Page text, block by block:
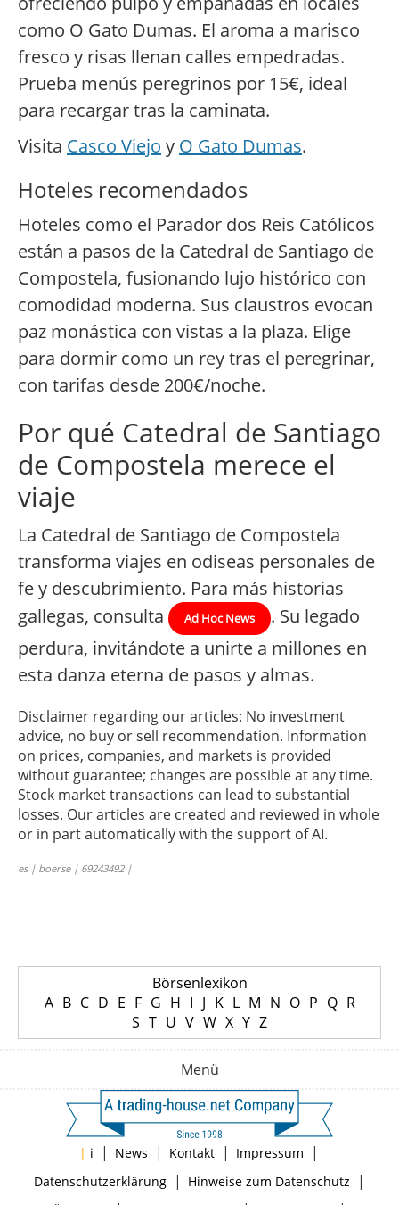
como O Gato Dumas. El aroma a marisco
fresco y risas llenan calles empedradas.
Prueba menús peregrinos por 15€, ideal
para recargar tras la caminata.
Visita Casco Viejo y O Gato Dumas.
Hoteles recomendados
Hoteles como el Parador dos Reis Católicos
están a pasos de la Catedral de Santiago de
Compostela, fusionando lujo histórico con
comodidad moderna. Sus claustros evocan
paz monástica con vistas a la plaza. Elige
para dormir como un rey tras el peregrinar,
con tarifas desde 200€/noche.
Por qué Catedral de Santiago
de Compostela merece el
viaje
La Catedral de Santiago de Compostela
transforma viajes en odiseas personales de
fe y descubrimiento. Para más historias
gallegas, consulta
Ad Hoc News
. Su legado
perdura, invitándote a unirte a millones en
esta danza eterna de pasos y almas.
Disclaimer regarding our articles: No investment
advice, no buy or sell recommendation. Information
on prices, companies, and markets is provided
without guarantee; changes are possible at any time.
Stock market transactions can lead to substantial
losses. Our articles are created and reviewed in whole
or in part automatically with the support of AI.
es | boerse | 69243492 |
Börsenlexikon
A B C D E F G H I J K L M N O P Q R
S T U V W X Y Z
Menü
| i | News | Kontakt | Impressum |
Datenschutzerklärung| Hinweise zum Datenschutz |